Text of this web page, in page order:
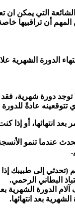
الشائعة التي
أن تراقبيها
الدورة
بعد انتهائها، أو
التهاب بطانة الرحم على
(تحدثي إلى طبيبك
البطاني الرحمي.
بعد انتهائها.